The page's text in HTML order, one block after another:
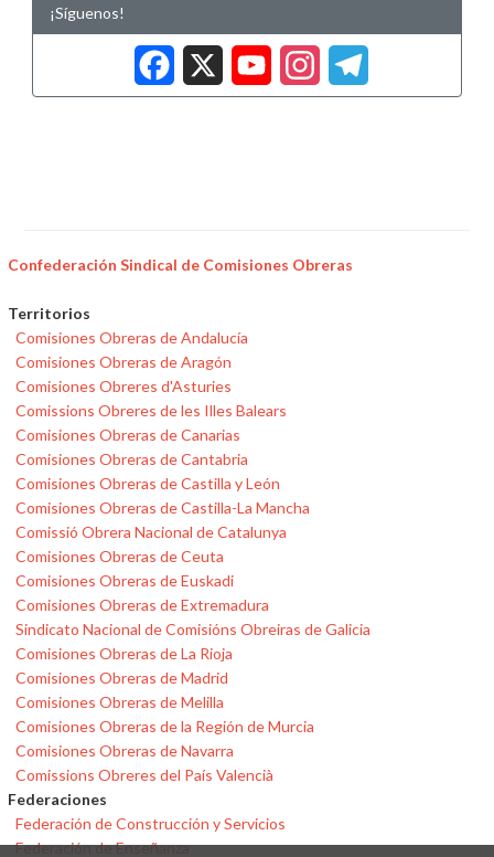
¡Síguenos!
Facebook
X
Confederación Sindical de Comisiones Obreras
Territorios
Comisiones Obreras de Andalucía
Comisiones Obreras de Aragón
Comisiones Obreres d'Asturies
Comissions Obreres de les Illes Balears
Comisiones Obreras de Canarias
Comisiones Obreras de Cantabria
Comisiones Obreras de Castilla y León
Comisiones Obreras de Castilla-La Mancha
Comissió Obrera Nacional de Catalunya
Comisiones Obreras de Ceuta
Comisiones Obreras de Euskadi
Comisiones Obreras de Extremadura
Sindicato Nacional de Comisións Obreiras de Galicia
Comisiones Obreras de La Rioja
Comisiones Obreras de Madrid
Comisiones Obreras de Melilla
Comisiones Obreras de la Región de Murcia
Comisiones Obreras de Navarra
Comissions Obreres del País Valencià
Federaciones
Federación de Construcción y Servicios
Federación de Enseñanza